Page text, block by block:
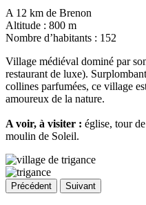
A 12 km de Brenon
Altitude : 800 m
Nombre d’habitants : 152
Village médiéval dominé par
restaurant de luxe).
collines parfumées, ce village
amoureux de la nature.
A voir, à visiter : église, tour
moulin de Soleil.
Précédent Suivant